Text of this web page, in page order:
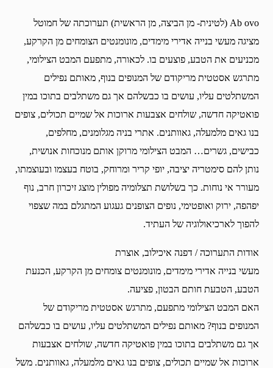
Ab ovo (לטינית- מן הביצה, מן הראשית) תערוכתה של חמוטל
מציגה מעשי בנייה אדירי מימדים, מונומנטים הצומחים מן הקרקע,
מכניעים את הטבע, פוצעים בו. לכאורה, מתפעם המבט הצילומי,
מתרגש אסטטית מריקודם של המנופים בנוף, מאותם נפילים
המשתלטים עליו, עושים בו כבשלהם אך גם משתלבים בתוכו במין
פואטיקה חדשה, שולחים אצבעות ארוכות אל שמיים תכולים, צופים
בנו גאים מלמעלה, גאוותנים. אתרי בניה מגלומנים, מחלפים,
כבישים, גשרים… המבט הצילומי מרוקן אותם מנוכחות אנושית,
נותן להם סימטריה יציבה, יופי קריר ומרוחק, בוטח בעצמו ובעוצמתו,
מעורר אי נוחות. כך בשלושת תצלומיה מפולין מוצג זיכרון חרב, נוף
יפהפה, ירוק ואופטימי, נופים הצופנים געגוע המתגלם במה שצפוי
להפוך לארכיאולוגיה של העתיד.
אודות התערוכה / דפנה איכילוב, אוצרת
מעשי בנייה אדירי מימדים, מונומנטים צומחים מן הקרקע, הכנעת
הטבע, הטבעת חותם הבטון, פציעה.
האם המבט הצילומי מתפעם, מתרגש אסטטית מריקודם של
המנופים בנוף? מאותם נפילים המשתלטים עליו, עושים בו כבשלהם
אך גם משתלבים בתוכו במין פואטיקה חדשה, שולחים אצבעות
ארוכות אל שמיים תכולים, צופים בנו גאים מלמעלה, גאוותנים. משל